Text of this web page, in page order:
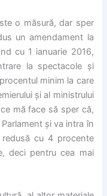
o măsură, dar sper
un amendament la
cu 1 ianuarie 2016,
la spectacole și
minim la care
și al ministrului
mă face să sper că,
și va intra în
cu 4 procente
deci pentru cea mai